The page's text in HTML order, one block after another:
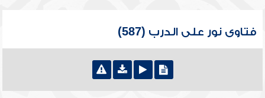
فتاوى نور على الدرب (587)